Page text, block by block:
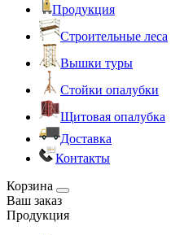
Продукция
Cтроительные леса
Вышки туры
Стойки опалубки
Щитовая опалубка
Доставка
Контакты
Корзина
Ваш заказ
Продукция